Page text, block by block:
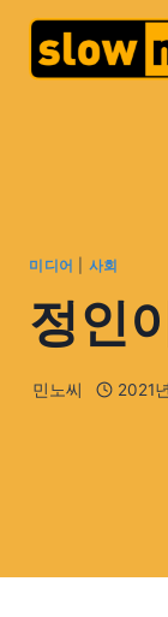
미디어 사회
정인
민노씨 2021